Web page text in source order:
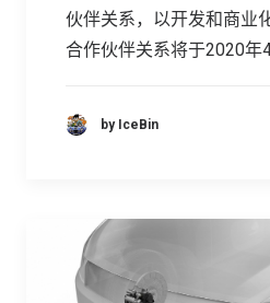
伙伴关系，以开发和商业
合作伙伴关系将于2020年
by IceBin